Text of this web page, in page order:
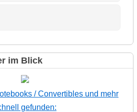
im Blick
/ Convertibles und mehr
gefunden: